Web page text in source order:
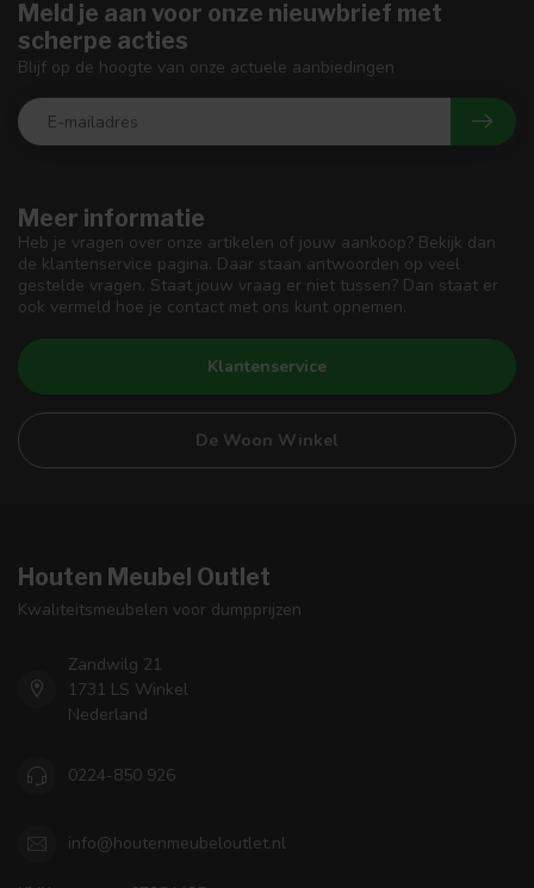
Meer informatie
Heb je vragen over onze artikelen of jouw aankoop? Bekijk dan
de klantenservice pagina. Daar staan antwoorden op veel
gestelde vragen. Staat jouw vraag er niet tussen? Dan staat er
ook vermeld hoe je contact met ons kunt opnemen.
Klantenservice
De Woon Winkel
Meld je aan voor onze nieuwbrief met
scherpe acties
Blijf op de hoogte van onze actuele aanbiedingen
Houten Meubel Outlet
Kwaliteitsmeubelen voor dumpprijzen
Zandwilg 21
1731 LS Winkel
Nederland
0224-850 926
info@houtenmeubeloutlet.nl